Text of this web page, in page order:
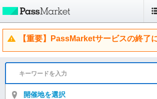
【重要】PassMarketサービスの終了
開催地を選択